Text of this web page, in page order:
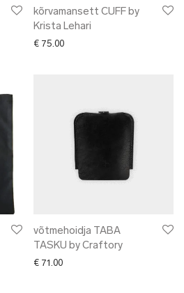
kõrvamansett CUFF by
Krista Lehari
€ 75.00
võtmehoidja TABA
TASKU by Craftory
€ 71.00